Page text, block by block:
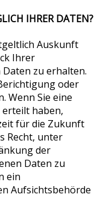
IHRER DATEN?
Auskunft
Ihrer
zu erhalten.
oder
Wenn Sie eine
haben,
für die Zukunft
Recht, unter
der
Daten zu
ein
Aufsichtsbehörde